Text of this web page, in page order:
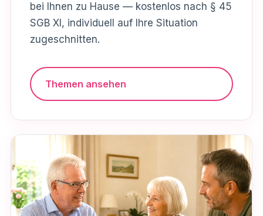
bei Ihnen zu Hause — kostenlos nach § 45
SGB XI, individuell auf Ihre Situation
zugeschnitten.
Themen ansehen